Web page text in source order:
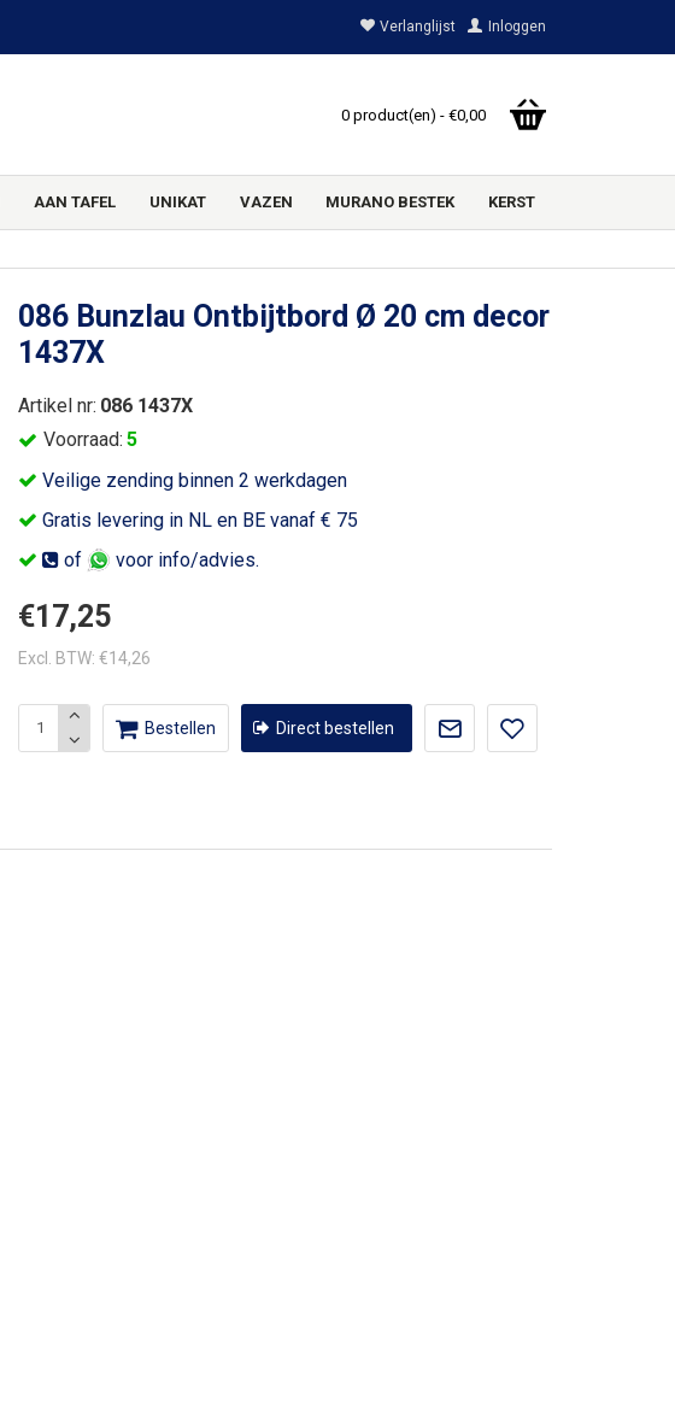
Verlanglijst Inloggen
0 product(en) - €0,00
AAN TAFEL UNIKAT VAZEN MURANO BESTEK KERST
086 Bunzlau Ontbijtbord Ø 20 cm decor
1437X
Veilige zending binnen 2 werkdagen
Gratis levering in NL en BE vanaf € 75
of
voor info/advies.
Voorraad: 5
Artikel nr: 086 1437X
€17,25
Excl. BTW: €14,26
Bestellen Direct bestellen